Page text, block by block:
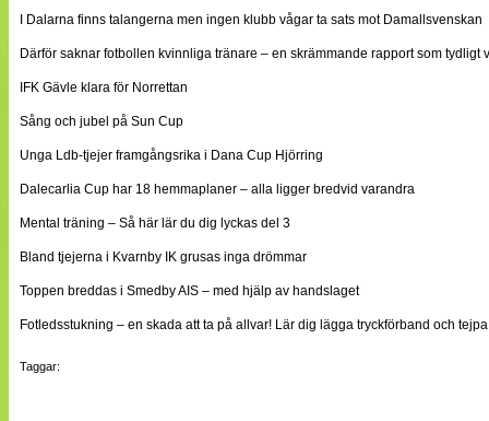
I Dalarna finns talangerna men ingen klubb vågar ta sats mot Damallsvenskan
Därför saknar fotbollen kvinnliga tränare – en skrämmande rapport som
IFK Gävle klara för Norrettan
Sång och jubel på Sun Cup
Unga Ldb-tjejer framgångsrika i Dana Cup Hjörring
Dalecarlia Cup har 18 hemmaplaner – alla ligger bredvid varandra
Mental träning – Så här lär du dig lyckas del 3
Bland tjejerna i Kvarnby IK grusas inga drömmar
Toppen breddas i Smedby AIS – med hjälp av handslaget
Fotledsstukning – en skada att ta på allvar! Lär dig lägga tryckförband och
Taggar: